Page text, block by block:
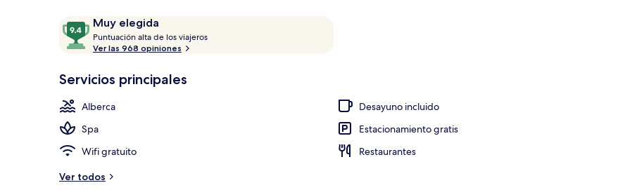
OpinionesMuy elegida
9.4
de
10,
elegida
Puntuación alta de los viajeros
Ver las 968 opiniones
Servicios principales
Alberca
Desayuno incluido
Spa
Estacionamiento gratis
Wifi gratuito
Restaurantes
Ver todos